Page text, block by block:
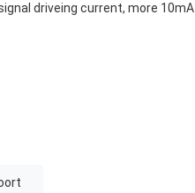
driveing current, more 10mA